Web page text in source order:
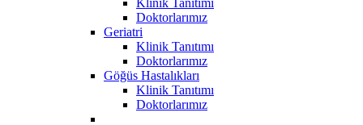
Doktorlarımız
Geriatri
Klinik Tanıtımı
Doktorlarımız
Göğüs Hastalıkları
Klinik Tanıtımı
Doktorlarımız